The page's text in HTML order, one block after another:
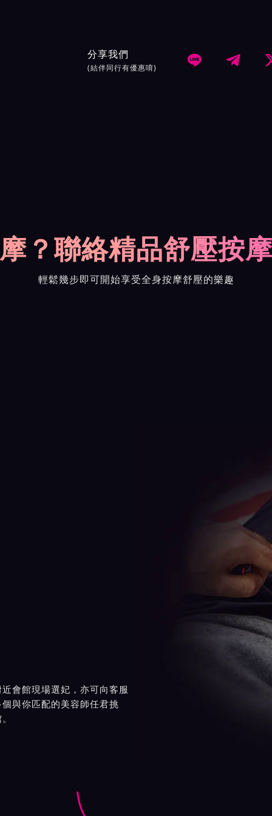
分享我們
(結伴同行有優惠唷)
 
？聯絡精品舒壓按
輕鬆幾步即可開始享受全身按摩舒壓的樂趣
會館現場選妃，亦可向客服
與你匹配的美容師任君挑